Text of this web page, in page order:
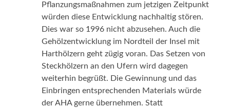
Pflanzungsmaßnahmen zum jetzigen Zeitpunkt
würden diese Entwicklung nachhaltig stören.
Dies war so 1996 nicht abzusehen. Auch die
Gehölzentwicklung im Nordteil der Insel mit
Harthölzern geht zügig voran. Das Setzen von
Steckhölzern an den Ufern wird dagegen
weiterhin begrüßt. Die Gewinnung und das
Einbringen entsprechenden Materials würde
der AHA gerne übernehmen. Statt